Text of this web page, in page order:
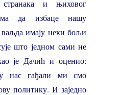
и њиховог
да избаце нашу
имају неки бољи
што једном сами не
је Дачић и оценио:
нас гађали ми смо
политику. И заједно